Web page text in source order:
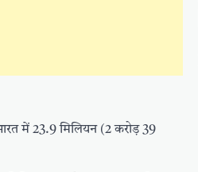
में 23.9 मिलियन (2 करोड़ 39